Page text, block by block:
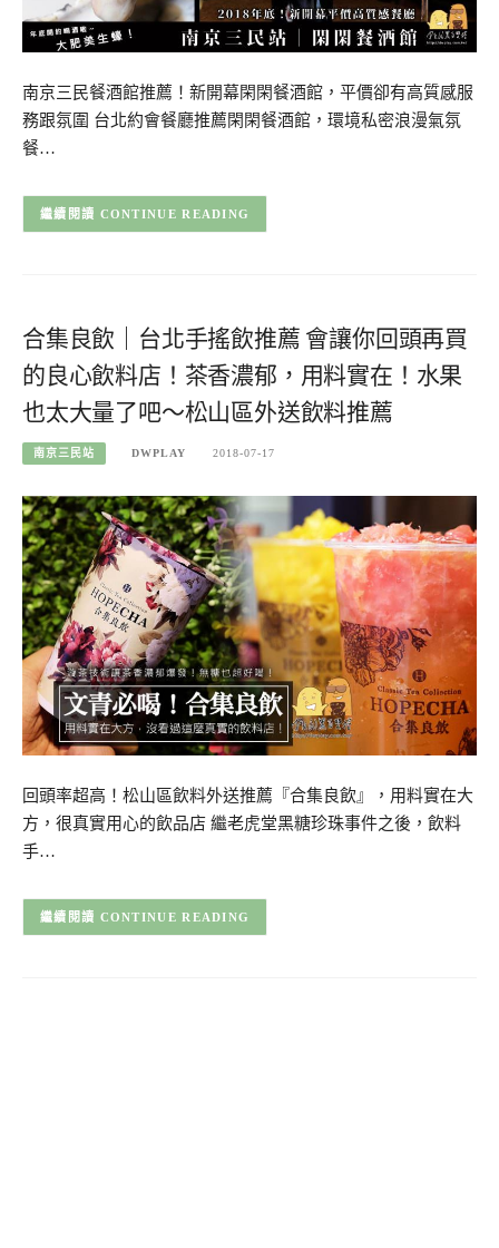
南京三民餐酒館推薦！新開幕閑閑餐酒館，平價卻有高質感服
務跟氛圍 台北約會餐廳推薦閑閑餐酒館，環境私密浪漫氣氛
餐…
CONTINUE READING
合集良飲｜台北手搖飲推薦 會讓你回頭再買
的良心飲料店！茶香濃郁，用料實在！水果
也太大量了吧～松山區外送飲料推薦
南京三民站 DWPLAY 2018-07-17
回頭率超高！松山區飲料外送推薦『合集良飲』，用料實在大
方，很真實用心的飲品店 繼老虎堂黑糖珍珠事件之後，飲料
手…
CONTINUE READING